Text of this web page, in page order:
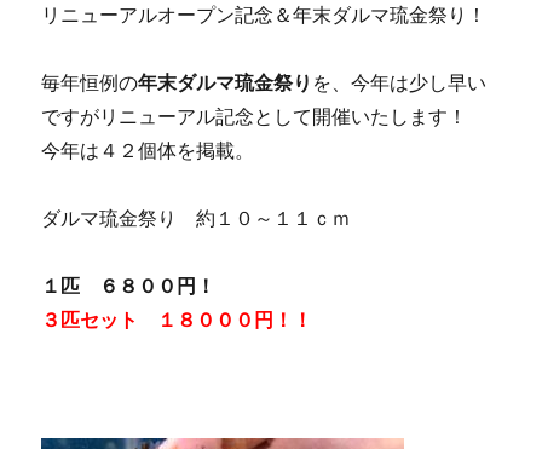
リニューアルオープン記念＆年末ダルマ琉金祭り！
毎年恒例の年末ダルマ琉金祭り を、今年は少し早い
ですがリニューアル記念として開催いたします！
今年は４２個体を掲載。
ダルマ琉金祭り 約１０～１１ｃｍ
１匹 ６８００円！
３匹セット １８０００円！！